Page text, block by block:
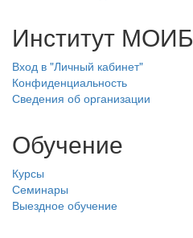
Институт МОИБ
Вход в "Личный кабинет"
Конфиденциальность
Сведения об организации
Обучение
Курсы
Семинары
Выездное обучение